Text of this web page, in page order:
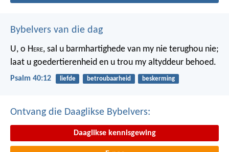
Bybelvers van die dag
U, o Here, sal u barmhartighede van my nie terughou nie;
laat u goedertierenheid en u trou my altyddeur behoed.
Psalm 40:12 liefde betroubaarheid beskerming
Ontvang die Daaglikse Bybelvers:
Daaglikse kennisgewing